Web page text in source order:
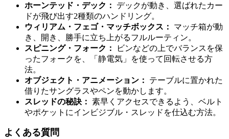
ホーンテッド・デック：
デックが動き、選ばれたカー
ドが飛び出す2種類のハンドリング。
ウィリアム・フェゴ・マッチボックス：
マッチ箱が動
き、開き、勝手に立ち上がるフルルーティン。
スピニング・フォーク：
ビンなどの上でバランスを保
ったフォークを、「静電気」を使って回転させる方
法。
オブジェクト・アニメーション：
テーブルに置かれた
借りたサングラスやペンを動かします。
スレッドの秘訣： 素早くアクセスできるよう、ベルト
やポケットにインビジブル・スレッドを仕込む方法。
よくある質問